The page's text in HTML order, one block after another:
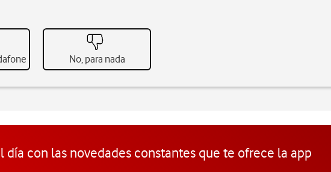
No, para nada
día con las novedades constantes que te ofrece la app